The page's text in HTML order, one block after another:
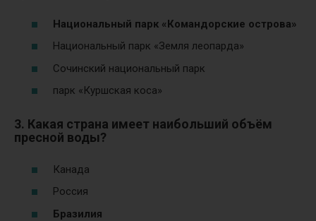
Национальный парк «Командорские острова»
Национальный парк «Земля леопарда»
Сочинский национальный парк
парк «Куршская коса»
3. Какая страна имеет наибольший объём
пресной воды?
Канада
Россия
Бразилия